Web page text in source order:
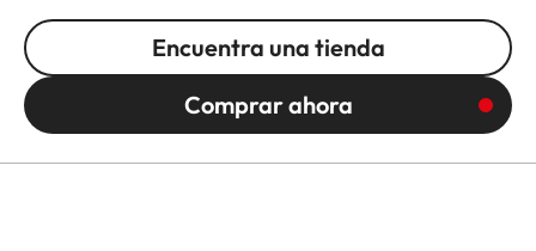
Encuentra una tienda
Comprar ahora